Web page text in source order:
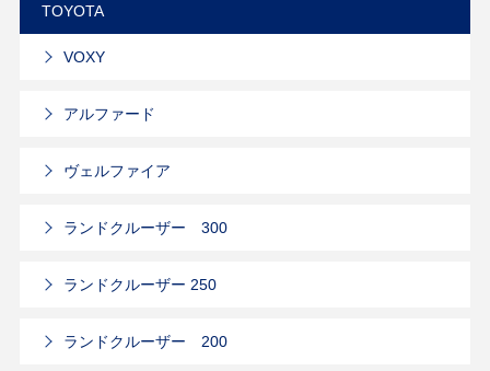
TOYOTA
VOXY
アルファード
ヴェルファイア
ランドクルーザー 300
ランドクルーザー 250
ランドクルーザー 200